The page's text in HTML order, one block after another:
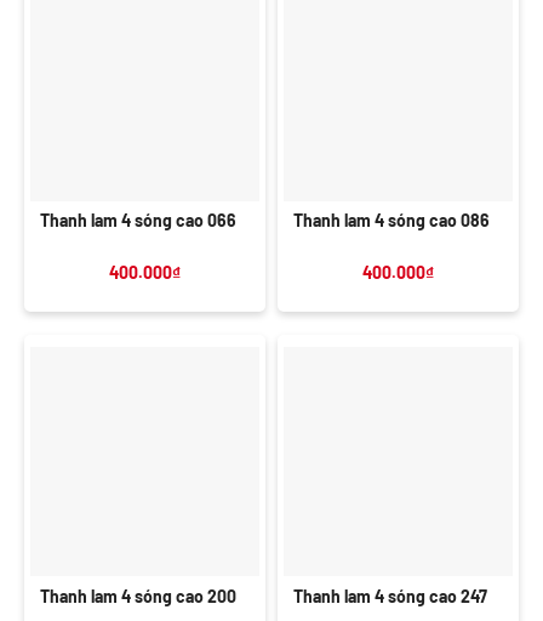
Thanh lam 4 sóng cao 066
400.000₫
Thanh lam 4 sóng cao 086
400.000₫
Thanh lam 4 sóng cao 200 Thanh lam 4 sóng cao 247